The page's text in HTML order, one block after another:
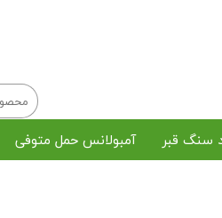
سنگ قبر آمبولانس حمل متوفی